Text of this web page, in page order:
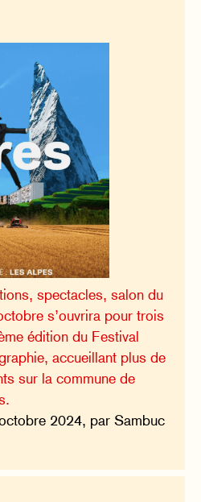
spectacles, salon du
s’ouvrira pour trois
édition du Festival
accueillant plus de
sur la commune de
2024, par Sambuc